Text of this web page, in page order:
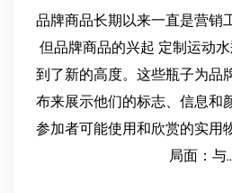
品牌商品长期以来一直是营销
但品牌商品的兴起 定制运动
到了新的高度。这些瓶子为品
布来展示他们的标志、信息和
参加者可能使用和欣赏的实用
局面：与